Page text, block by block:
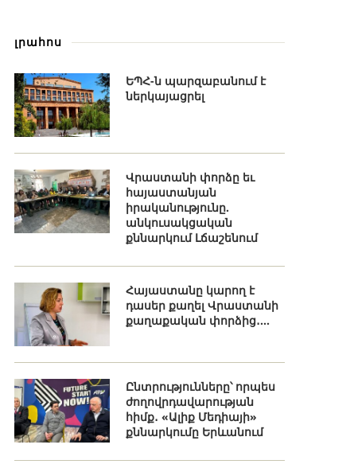
լրահոս
ԵՊՀ-ն պարզաբանում է
ներկայացրել
Վրաստանի փորձը եւ
հայաստանյան
իրականությունը.
անկուսակցական
քննարկում Լճաշենում
Հայաստանը կարող է
դասեր քաղել Վրաստանի
քաղաքական փորձից․...
Ընտրությունները՝ որպես
ժողովրդավարության
հիմք․ «Ալիք Մեդիայի»
քննարկումը Երևանում